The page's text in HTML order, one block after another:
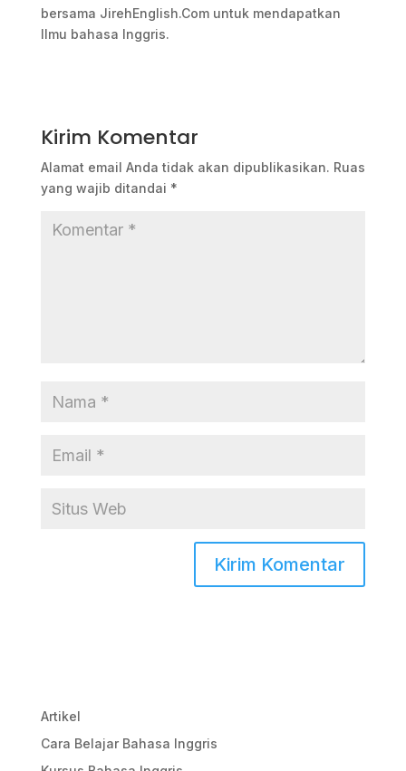
bersama JirehEnglish.Com untuk mendapatkan
Ilmu bahasa Inggris.
Kirim Komentar
Alamat email Anda tidak akan dipublikasikan. Ruas
yang wajib ditandai *
Artikel
Cara Belajar Bahasa Inggris